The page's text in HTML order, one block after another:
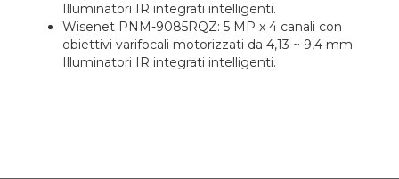
Illuminatori IR integrati intelligenti.
Wisenet PNM-9085RQZ: 5 MP x 4 canali con
obiettivi varifocali motorizzati da 4,13 ~ 9,4 mm.
Illuminatori IR integrati intelligenti.